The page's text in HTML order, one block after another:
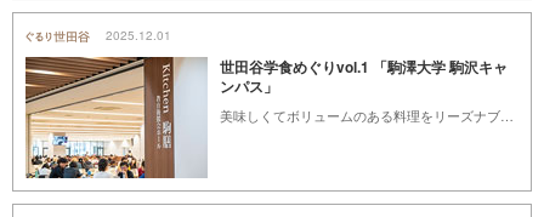
2025.12.01
世田谷学食めぐりvol.1 「駒澤大学 駒沢キャ
ンパス」